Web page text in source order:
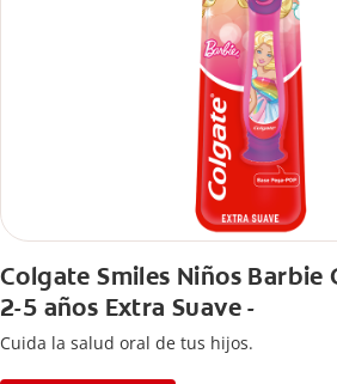
Colgate Smiles Niños Barbie
2-5 años Extra Suave -
Cuida la salud oral de tus hijos.